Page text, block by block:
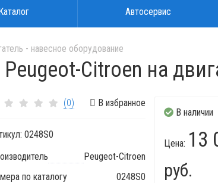
Автосервис
- навесное оборудование
Citroen на
(0) В избранное
0248S0
Peugeot-Citroen
по каталогу
0248S0
В наличии
Цена: 13
руб.